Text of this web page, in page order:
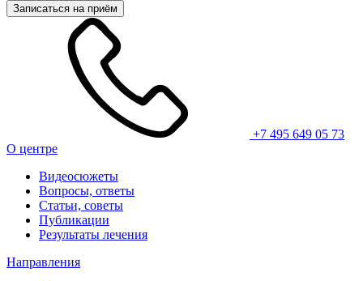
Записаться на приём
+7 495 649 05 73
О центре
Видеосюжеты
Вопросы, ответы
Статьи, советы
Публикации
Результаты лечения
Направления